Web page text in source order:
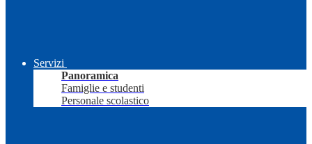
Servizi
Panoramica
Famiglie e studenti
Personale scolastico